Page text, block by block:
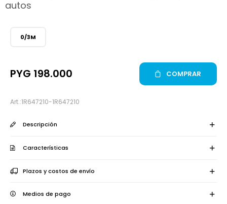
autos
1R647210-1R647210
0/3M
PYG 198.000 COMPRAR
Descripción
Características
Plazos y costos de envío
Medios de pago